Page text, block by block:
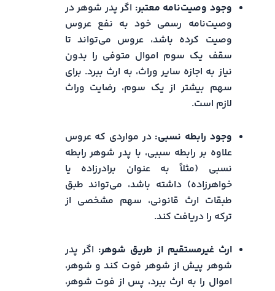
وجود وصیت‌نامه معتبر: اگر پدر شوهر در
وصیت‌نامه رسمی خود به نفع عروس
وصیت کرده باشد، عروس می‌تواند تا
سقف یک سوم اموال متوفی را بدون
نیاز به اجازه سایر وراث، به ارث ببرد. برای
سهم بیشتر از یک سوم، رضایت وراث
لازم است.
وجود رابطه نسبی: در مواردی که عروس
علاوه بر رابطه سببی، با پدر شوهر رابطه
نسبی (مثلاً به عنوان برادرزاده یا
خواهرزاده) داشته باشد، می‌تواند طبق
طبقات ارث قانونی، سهم مشخصی از
ترکه را دریافت کند.
ارث غیرمستقیم از طریق شوهر: اگر پدر
شوهر پیش از شوهر فوت کند و شوهر،
اموال را به ارث ببرد، پس از فوت شوهر،